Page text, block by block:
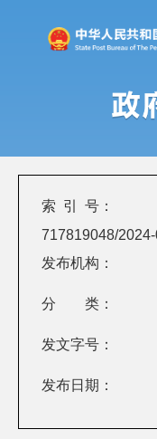
索 引 号：
717819048/
发布机构：
分 类：
发文字号：
发布日期：